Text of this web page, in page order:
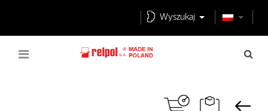
Wyszukaj